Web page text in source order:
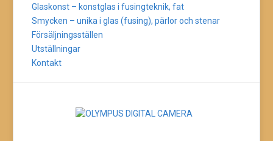
Glaskonst – konstglas i fusingteknik, fat
Smycken – unika i glas (fusing), pärlor och stenar
Försäljningsställen
Utställningar
Kontakt